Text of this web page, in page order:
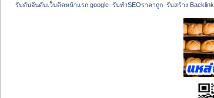
รับดันอันดับเว็บติดหน้าแรก google  รับทำSEOราคาถูก  รับสร้าง Backlink